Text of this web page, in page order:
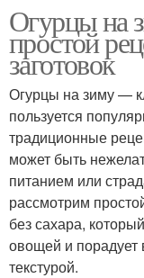
Огурцы на
простой
заготовок
Огурцы на зиму —
пользуется
традиционные
может быть
питанием или
рассмотрим
без сахара,
овощей и порадует
текстурой.